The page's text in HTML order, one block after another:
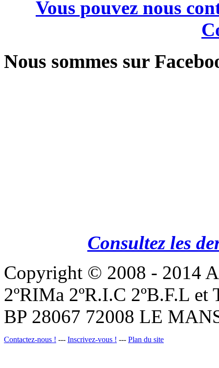
Vous pouvez nous
Nous sommes sur
Consultez les
Copyright © 2008 - 2014
2ºRIMa 2ºR.I.C 2ºB.F.L
BP 28067 72008 LE
Contactez-nous ! --- Inscrivez-vous ! --- Plan du site